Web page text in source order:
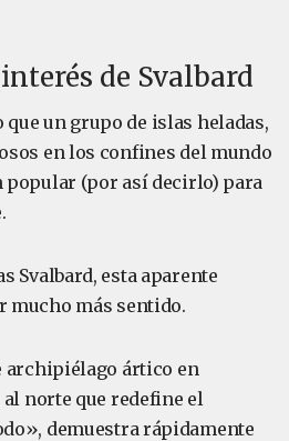
de Svalbard
que un grupo de islas heladas,
en los confines del mundo
popular (por así decirlo) para
Svalbard, esta aparente
mucho más sentido.
archipiélago ártico en
norte que redefine el
demuestra rápidamente